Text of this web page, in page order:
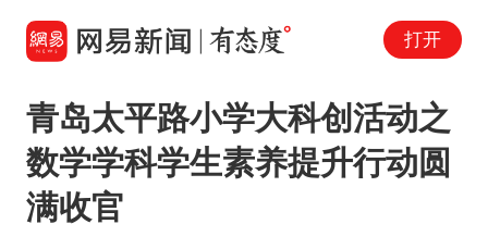
打开
青岛太平路小学大科创活动之
数学学科学生素养提升行动圆
满收官